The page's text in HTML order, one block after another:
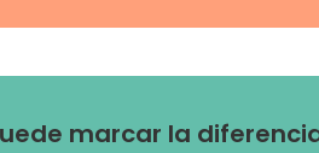
marcar la